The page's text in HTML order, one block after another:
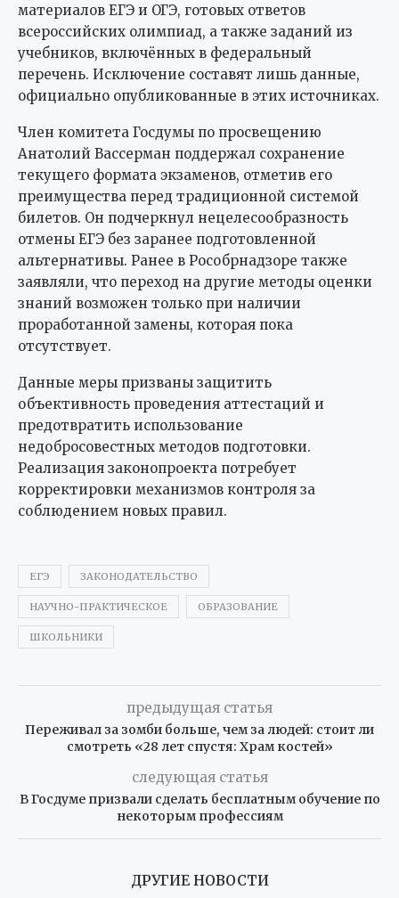
материалов ЕГЭ и ОГЭ, готовых ответов
всероссийских олимпиад, а также заданий из
учебников, включённых в федеральный
перечень. Исключение составят лишь данные,
официально опубликованные в этих источниках.
Член комитета Госдумы по просвещению
Анатолий Вассерман поддержал сохранение
текущего формата экзаменов, отметив его
преимущества перед традиционной системой
билетов. Он подчеркнул нецелесообразность
отмены ЕГЭ без заранее подготовленной
альтернативы. Ранее в Рособрнадзоре также
заявляли, что переход на другие методы оценки
знаний возможен только при наличии
проработанной замены, которая пока
отсутствует.
Данные меры призваны защитить
объективность проведения аттестаций и
предотвратить использование
недобросовестных методов подготовки.
Реализация законопроекта потребует
корректировки механизмов контроля за
соблюдением новых правил.
ЕГЭ ЗАКОНОДАТЕЛЬСТВО
НАУЧНО-ПРАКТИЧЕСКОЕ ОБРАЗОВАНИЕ
ШКОЛЬНИКИ
предыдущая статья
Переживал за зомби больше, чем за людей: стоит ли
смотреть «28 лет спустя: Храм костей»
следующая статья
В Госдуме призвали сделать бесплатным обучение по
некоторым профессиям
ДРУГИЕ НОВОСТИ